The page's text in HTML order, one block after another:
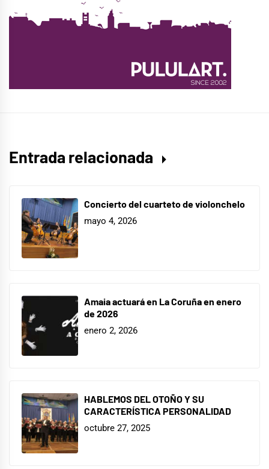
Entrada relacionada
Concierto del cuarteto de violonchelo
mayo 4, 2026
Amaia actuará en La Coruña en enero
de 2026
enero 2, 2026
HABLEMOS DEL OTOÑO Y SU
CARACTERÍSTICA PERSONALIDAD
octubre 27, 2025